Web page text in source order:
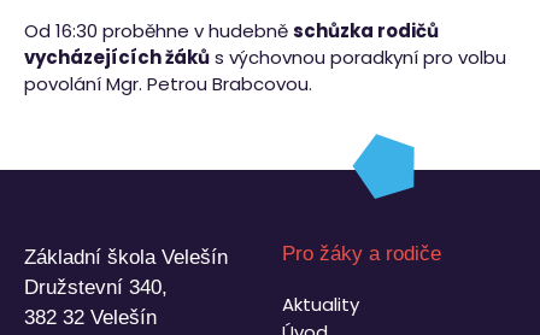
Od 16:30 proběhne v hudebněschůzka rodičů
vycházejících žákůs výchovnou poradkyní pro volbu
povolání Mgr. Petrou Brabcovou.
Základní škola Velešín
Družstevní 340,
382 32 Velešín
Pro žáky a rodiče
Aktuality